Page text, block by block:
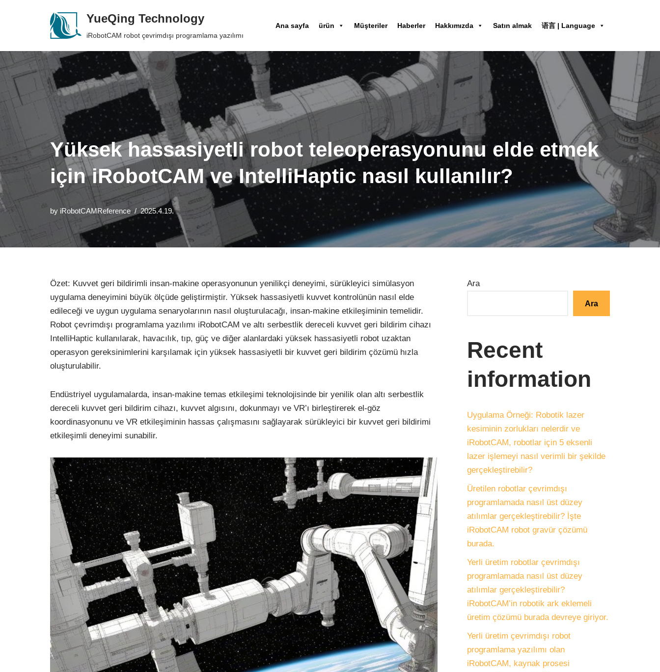
content
YueQing Technology
iRobotCAM robot çevrimdışı programlama yazılımı
Ana sayfa ürün Müşteriler Haberler Hakkımızda Satın almak 语言 | Language
Yüksek hassasiyetli robot teleoperasyonunu elde etmek
için iRobotCAM ve IntelliHaptic nasıl kullanılır?
by iRobotCAMReference 2025.4.19.
Özet: Kuvvet geri bildirimli insan-makine operasyonunun yenilikçi deneyimi, sürükleyici simülasyon
uygulama deneyimini büyük ölçüde geliştirmiştir. Yüksek hassasiyetli kuvvet kontrolünün nasıl elde
edileceği ve uygun uygulama senaryolarının nasıl oluşturulacağı, insan-makine etkileşiminin temelidir.
Robot çevrimdışı programlama yazılımı iRobotCAM ve altı serbestlik dereceli kuvvet geri bildirim cihazı
IntelliHaptic kullanılarak, havacılık, tıp, güç ve diğer alanlardaki yüksek hassasiyetli robot uzaktan
operasyon gereksinimlerini karşılamak için yüksek hassasiyetli bir kuvvet geri bildirim çözümü hızla
oluşturulabilir.
Endüstriyel uygulamalarda, insan-makine temas etkileşimi teknolojisinde bir yenilik olan altı serbestlik
dereceli kuvvet geri bildirim cihazı, kuvvet algısını, dokunmayı ve VR’ı birleştirerek el-göz
koordinasyonunu ve VR etkileşiminin hassas çalışmasını sağlayarak sürükleyici bir kuvvet geri bildirimi
etkileşimli deneyimi sunabilir.
Ara
Ara
Recent
information
Uygulama Örneği: Robotik lazer
kesiminin zorlukları nelerdir ve
iRobotCAM, robotlar için 5 eksenli
lazer işlemeyi nasıl verimli bir şekilde
gerçekleştirebilir?
Üretilen robotlar çevrimdışı
programlamada nasıl üst düzey
atılımlar gerçekleştirebilir? İşte
iRobotCAM robot gravür çözümü
burada.
Yerli üretim robotlar çevrimdışı
programlamada nasıl üst düzey
atılımlar gerçekleştirebilir?
iRobotCAM’in robotik ark eklemeli
üretim çözümü burada devreye giriyor.
Yerli üretim çevrimdışı robot
programlama yazılımı olan
iRobotCAM, kaynak prosesi